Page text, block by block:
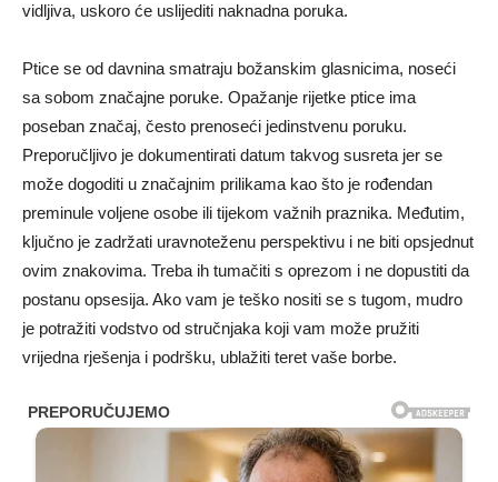
vidljiva, uskoro će uslijediti naknadna poruka.
Ptice se od davnina smatraju božanskim glasnicima, noseći
sa sobom značajne poruke. Opažanje rijetke ptice ima
poseban značaj, često prenoseći jedinstvenu poruku.
Preporučljivo je dokumentirati datum takvog susreta jer se
može dogoditi u značajnim prilikama kao što je rođendan
preminule voljene osobe ili tijekom važnih praznika. Međutim,
ključno je zadržati uravnoteženu perspektivu i ne biti opsjednut
ovim znakovima. Treba ih tumačiti s oprezom i ne dopustiti da
postanu opsesija. Ako vam je teško nositi se s tugom, mudro
je potražiti vodstvo od stručnjaka koji vam može pružiti
vrijedna rješenja i podršku, ublažiti teret vaše borbe.